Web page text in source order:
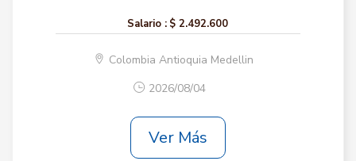
Salario : $ 2.492.600
Colombia Antioquia Medellin
2026/08/04
Ver Más